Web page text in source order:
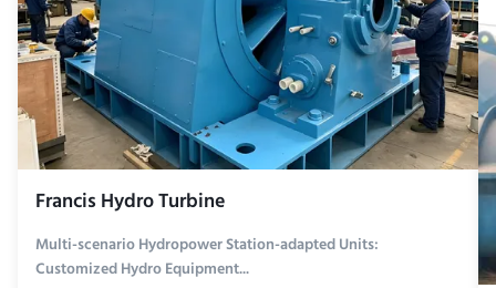
Francis Hydro Turbine
Multi-scenario Hydropower Station-adapted Units:
Customized Hydro Equipment...